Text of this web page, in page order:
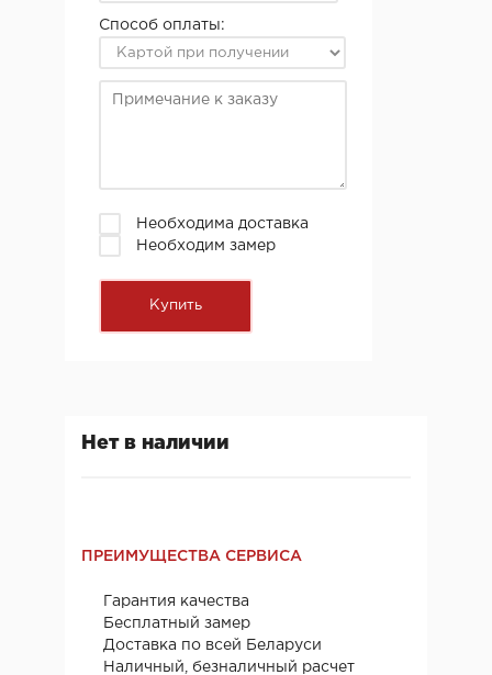
Способ оплаты:
Необходима доставка
Необходим замер
Нет в наличии
ПРЕИМУЩЕСТВА СЕРВИСА
Гарантия качества
Бесплатный замер
Доставка по всей Беларуси
Наличный, безналичный расчет